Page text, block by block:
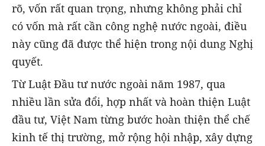
rõ, vốn rất quan trọng, nhưng không phải chỉ
có vốn mà rất cần công nghệ nước ngoài, điều
này cũng đã được thể hiện trong nội dung Nghị
quyết.
Từ Luật Đầu tư nước ngoài năm 1987, qua
nhiều lần sửa đổi, hợp nhất và hoàn thiện Luật
đầu tư, Việt Nam từng bước hoàn thiện thể chế
kinh tế thị trường, mở rộng hội nhập, xây dựng